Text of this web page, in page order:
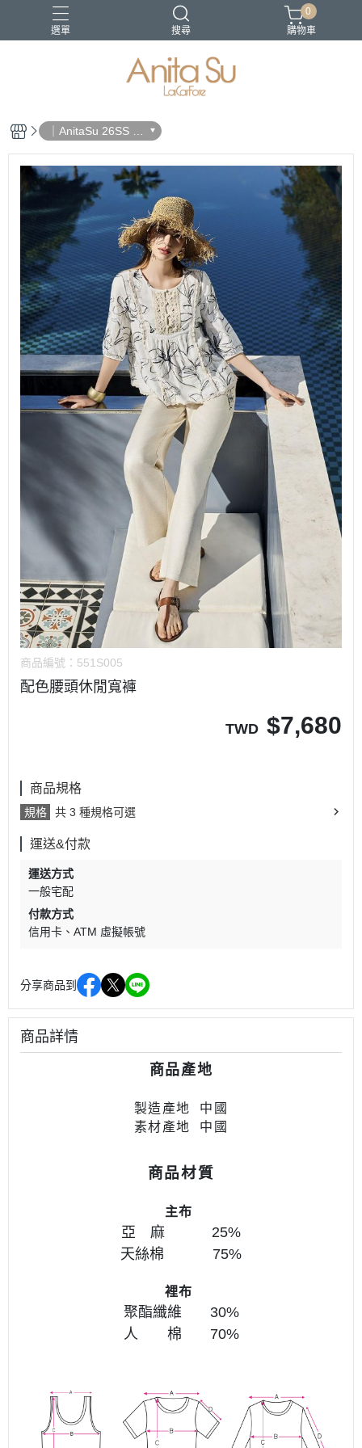
選單 搜尋
0
購物車
｜AnitaSu 26SS 春
夏新品｜
商品編號： 551S005
配色腰頭休閒寬褲
TWD $7,680
商品規格
規格 共 3 種規格可選
運送&付款
運送方式
一般宅配
付款方式
信用卡
ATM 虛擬帳號
分享商品到
商品詳情
商品產地
製造產地 中國
素材產地 中國
商品材質
主布
亞 麻 25%
天絲棉 75%
裡布
聚酯纖維 30%
人 棉
70%